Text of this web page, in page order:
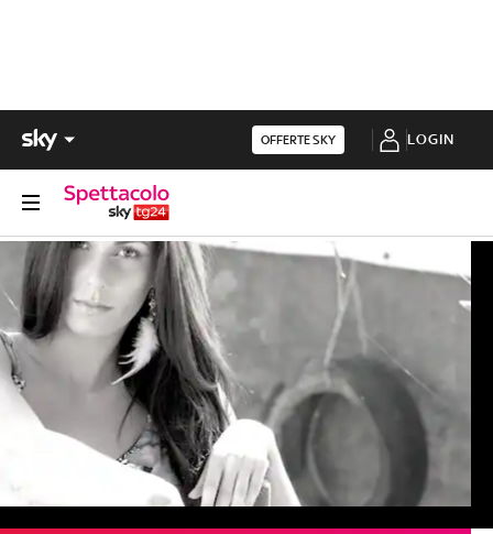
OFFERTE SKY LOGIN